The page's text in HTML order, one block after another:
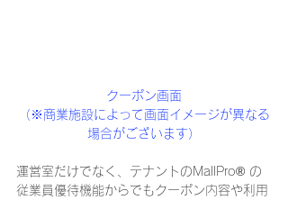
クーポン画面
（※商業施設によって画面イメージが異なる
場合がございます）
運営室だけでなく、テナントのMallPro® の
従業員優待機能からでもクーポン内容や利用